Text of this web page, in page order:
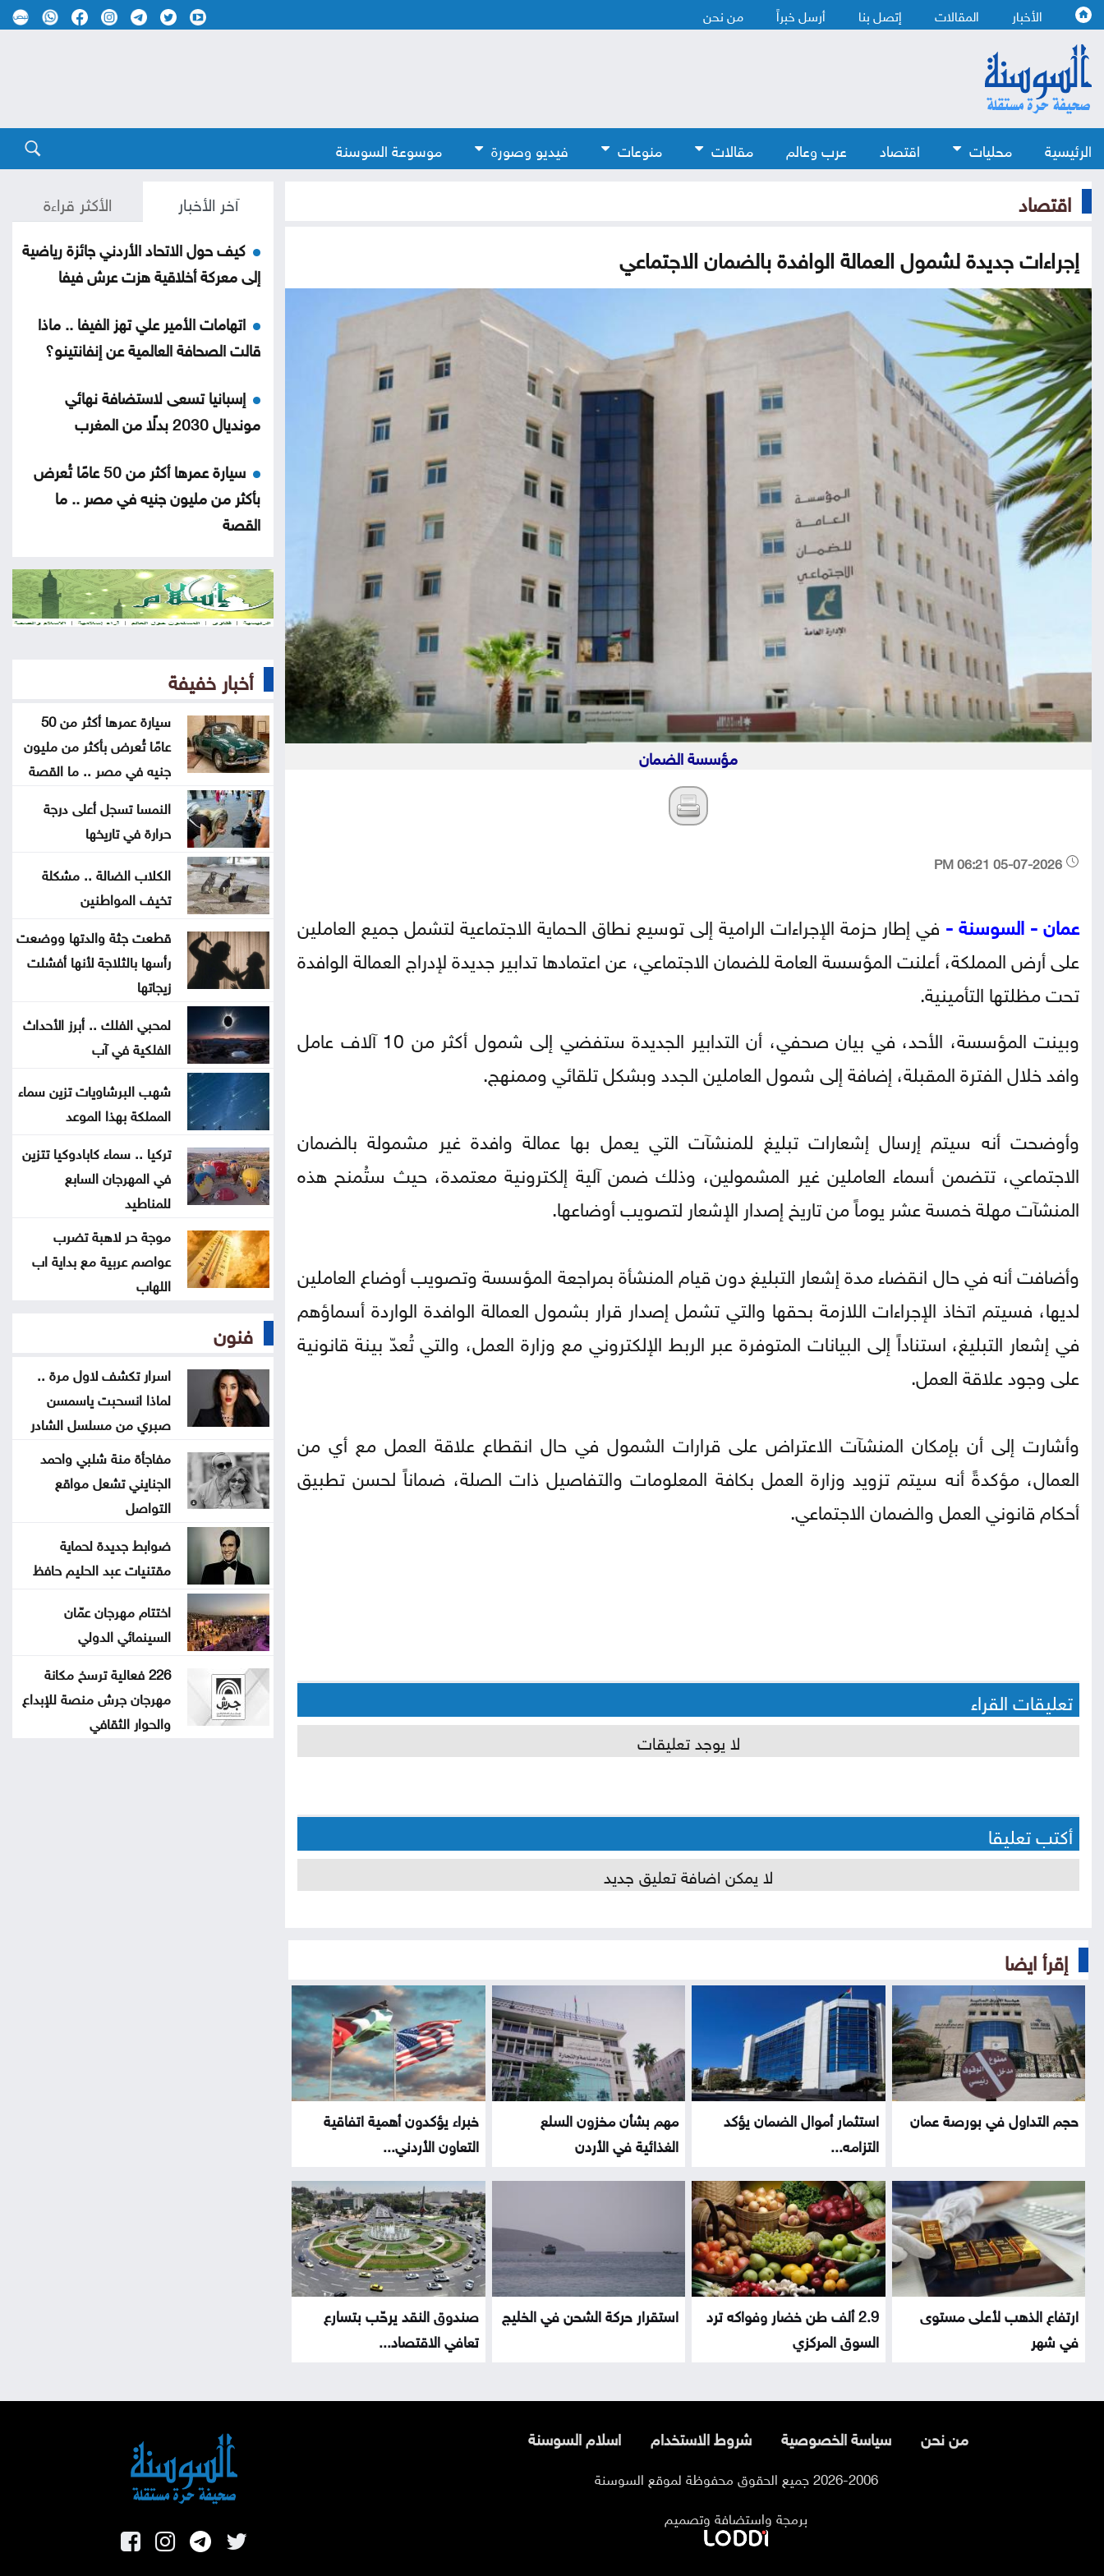
الأخبار المقالات إتصل بنا أرسل خبراً من نحن
الرئيسية محليات اقتصاد عرب وعالم مقالات منوعات فيديو وصورة موسوعة السوسنة
اقتصاد
إجراءات جديدة لشمول العمالة الوافدة بالضمان الاجتماعي
مؤسسة الضمان
عمان - السوسنة - في إطار حزمة الإجراءات الرامية إلى توسيع نطاق الحماية الاجتماعية لتشمل جميع العاملين
على أرض المملكة، أعلنت المؤسسة العامة للضمان الاجتماعي، عن اعتمادها تدابير جديدة لإدراج العمالة الوافدة
تحت مظلتها التأمينية.
وبينت المؤسسة، الأحد، في بيان صحفي، أن التدابير الجديدة ستفضي إلى شمول أكثر من 10 آلاف عامل
وافد خلال الفترة المقبلة، إضافة إلى شمول العاملين الجدد وبشكل تلقائي وممنهج.
وأوضحت أنه سيتم إرسال إشعارات تبليغ للمنشآت التي يعمل بها عمالة وافدة غير مشمولة بالضمان
الاجتماعي، تتضمن أسماء العاملين غير المشمولين، وذلك ضمن آلية إلكترونية معتمدة، حيث ستُمنح هذه
المنشآت مهلة خمسة عشر يوماً من تاريخ إصدار الإشعار لتصويب أوضاعها.
وأضافت أنه في حال انقضاء مدة إشعار التبليغ دون قيام المنشأة بمراجعة المؤسسة وتصويب أوضاع العاملين
لديها، فسيتم اتخاذ الإجراءات اللازمة بحقها والتي تشمل إصدار قرار بشمول العمالة الوافدة الواردة أسماؤهم
في إشعار التبليغ، استناداً إلى البيانات المتوفرة عبر الربط الإلكتروني مع وزارة العمل، والتي تُعدّ بينة قانونية
على وجود علاقة العمل.
وأشارت إلى أن بإمكان المنشآت الاعتراض على قرارات الشمول في حال انقطاع علاقة العمل مع أي من
العمال، مؤكدةً أنه سيتم تزويد وزارة العمل بكافة المعلومات والتفاصيل ذات الصلة، ضماناً لحسن تطبيق
أحكام قانوني العمل والضمان الاجتماعي.
تعليقات القراء
لا يوجد تعليقات
أكتب تعليقا
لا يمكن اضافة تعليق جديد
إقرأ ايضا
حجم التداول في بورصة عمان
استثمار أموال الضمان يؤكد
التزامه...
مهم بشأن مخزون السلع
الغذائية في الأردن
خبراء يؤكدون أهمية اتفاقية
التعاون الأردني...
ارتفاع الذهب لأعلى مستوى
في شهر
2.9 ألف طن خضار وفواكه ترد
السوق المركزي
استقرار حركة الشحن في الخليج
صندوق النقد يرحّب بتسارع
تعافي الاقتصاد...
آخر الأخبار الأكثر قراءة
كيف حول الاتحاد الأردني جائزة رياضية
إلى معركة أخلاقية هزت عرش فيفا
اتهامات الأمير علي تهز الفيفا .. ماذا
قالت الصحافة العالمية عن إنفانتينو؟
إسبانيا تسعى لاستضافة نهائي
مونديال 2030 بدلًا من المغرب
سيارة عمرها أكثر من 50 عامًا تُعرض
بأكثر من مليون جنيه في مصر .. ما
القصة
نقص الشرائح يلاحق آبل .. هل تتأثر
أجهزة آيفون وماك؟
مملة؟
5 إشارات قد يرسلها القلب قبل
الجلطة .. لا تتجاهلها
العدو الخفي للمسافرين .. لماذا
يرهقك اختلاف التوقيت
وداعا لعسر الهضم .. طرق منزلية
بسيطة تمنح معدتك الراحة
هل تأكل البطيخ مع الخبز؟ خبراء
يوضحون ما قد يحدث لجسمك
عطالله: الوصاية الهاشمية صمام أمان
للمقدسات في القدس
أعيان: مواقف الملك تعكس التزامًا
أردنيًا راسخًا بالدفاع عن القدس
إيران: مفاوضات مضيق هرمز مع
عُمان في مراحلها النهائية
الرئيس الإيراني: صعوبة التواصل مع
المرشد مجتبى خامنئي
أخبار خفيفة
سيارة عمرها أكثر من 50
عامًا تُعرض بأكثر من مليون
جنيه في مصر .. ما القصة
النمسا تسجل أعلى درجة
حرارة في تاريخها
الكلاب الضالة .. مشكلة
تخيف المواطنين
قطعت جثة والدتها ووضعت
رأسها بالثلاجة لأنها أفشلت
زيجاتها
لمحبي الفلك .. أبرز الأحداث
الفلكية في آب
شهب البرشاويات تزين سماء
المملكة بهذا الموعد
تركيا .. سماء كابادوكيا تتزين
في المهرجان السابع
للمناطيد
موجة حر لاهبة تضرب
عواصم عربية مع بداية اب
اللهاب
فنون
اسرار تكشف لاول مرة ..
لماذا انسحبت ياسمسن
صبري من مسلسل الشادر
مفاجأة منة شلبي واحمد
الجنايني تشعل مواقع
التواصل
ضوابط جديدة لحماية
مقتنيات عبد الحليم حافظ
اختتام مهرجان عمّان
السينمائي الدولي
226 فعالية ترسخ مكانة
مهرجان جرش منصة للإبداع
والحوار الثقافي
من نحن سياسة الخصوصية شروط الاستخدام اسلام السوسنة
2026-2006 جميع الحقوق محفوظة لموقع السوسنة
برمجة واستضافة وتصميم